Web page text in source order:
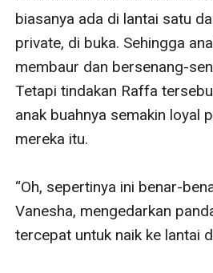
biasanya ada di lantai satu
private, di buka. Sehingga
membaur dan bersenang-
Tetapi tindakan Raffa
anak buahnya semakin loyal
mereka itu.
“Oh, sepertinya ini benar-
Vanesha, mengedarkan
tercepat untuk naik ke lantai